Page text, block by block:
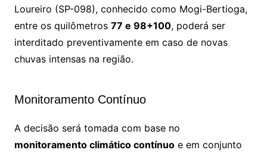
Loureiro (SP-098), conhecido como Mogi-Bertioga,
entre os quilômetros 77 e 98+100, poderá ser
interditado preventivamente em caso de novas
chuvas intensas na região.
Monitoramento Contínuo
A decisão será tomada com base no
monitoramento climático contínuoe em conjunto